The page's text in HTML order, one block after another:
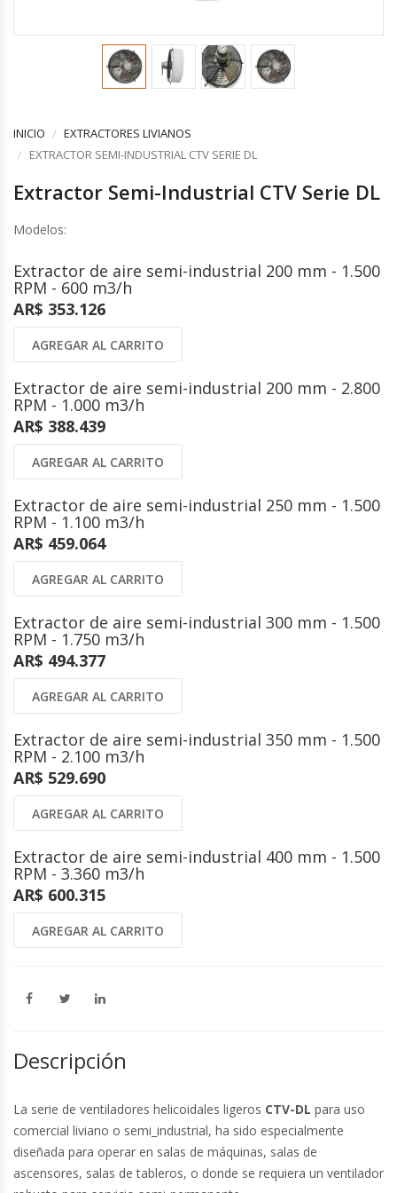
Controles y Accesorios
Rejas y Difusores
CONTROLES Y ACCESORIOS
CONDUCCIONES
CALEFACCION ELECTRICA
Climatizadores Eléctricos
Calefones Eléctricos
Radiadores Eléctricos
Toalleros Eléctricos
Grifos Eléctricos
Bombas de Calor
ENERGÍA SOLAR
VENTILACION INDUSTRIAL
Ventiladores Helicoidales
Ventiladores Axiales
Ventiladores Especiales
Cortinas de Aire Industriales
Rejas y Persianas
Controles
INICIO
EXTRACTORES LIVIANOS
EXTRACTOR SEMI-INDUSTRIAL CTV SERIE DL
Extractor Semi-Industrial CTV Serie DL
Modelos:
Extractor de aire semi-industrial 200 mm - 1.500
RPM - 600 m3/h
AR$ 353.126
AGREGAR AL CARRITO
Extractor de aire semi-industrial 200 mm - 2.800
RPM - 1.000 m3/h
AR$ 388.439
AGREGAR AL CARRITO
Extractor de aire semi-industrial 250 mm - 1.500
RPM - 1.100 m3/h
AR$ 459.064
AGREGAR AL CARRITO
Extractor de aire semi-industrial 300 mm - 1.500
RPM - 1.750 m3/h
AR$ 494.377
AGREGAR AL CARRITO
Extractor de aire semi-industrial 350 mm - 1.500
RPM - 2.100 m3/h
AR$ 529.690
AGREGAR AL CARRITO
Extractor de aire semi-industrial 400 mm - 1.500
RPM - 3.360 m3/h
AR$ 600.315
AGREGAR AL CARRITO
Descripción
La serie de ventiladores helicoidales ligeros CTV-DL para uso
comercial liviano o semi_industrial, ha sido especialmente
diseñada para operar en salas de máquinas, salas de
ascensores, salas de tableros, o donde se requiera un ventilador